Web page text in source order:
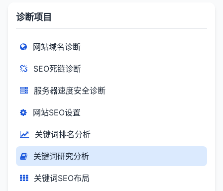
诊断项目
网站域名诊断
SEO死链诊断
服务器速度安全诊断
网站SEO设置
关键词排名分析
关键词研究分析
关键词SEO布局